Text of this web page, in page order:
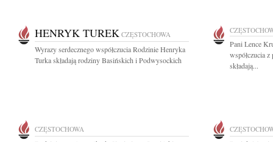
HENRYK TUREK CZĘSTOCHOWA
Wyrazy serdecznego współczucia Rodzinie Henryka
Turka składają rodziny Basińskich i Podwysockich
Pani Lence
współczucia
składają...
CZĘSTOCHOWA